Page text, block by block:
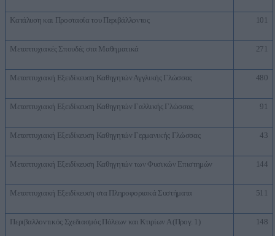
Κατάλυση και Προστασία του Περιβάλλοντος 101
Μεταπτυχιακές Σπουδές στα Μαθηματικά 271
Μεταπτυχιακή Εξειδίκευση Καθηγητών Αγγλικής Γλώσσας 480
Μεταπτυχιακή Εξειδίκευση Καθηγητών Γαλλικής Γλώσσας 91
Μεταπτυχιακή Εξειδίκευση Καθηγητών Γερμανικής Γλώσσας 43
Μεταπτυχιακή Εξειδίκευση Καθηγητών των Φυσικών Επιστημών 144
Μεταπτυχιακή Εξειδίκευση στα Πληροφοριακά Συστήματα 511
Περιβαλλοντικός Σχεδιασμός Πόλεων και Κτιρίων Α (Προγ. 1) 148